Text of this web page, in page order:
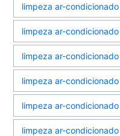
limpeza ar-
limpeza ar-
limpeza ar-
limpeza ar-
limpeza ar-
limpeza ar-